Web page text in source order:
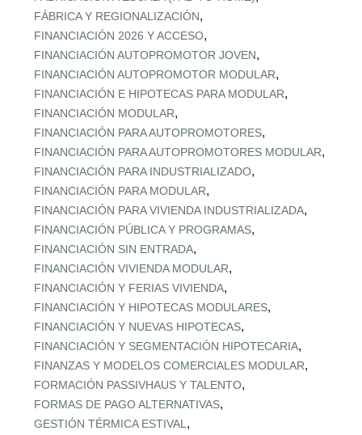
FÁBRICA Y REGIONALIZACIÓN,
FINANCIACIÓN 2026 Y ACCESO,
FINANCIACIÓN AUTOPROMOTOR JOVEN,
FINANCIACIÓN AUTOPROMOTOR MODULAR,
FINANCIACIÓN E HIPOTECAS PARA MODULAR,
FINANCIACIÓN MODULAR,
FINANCIACIÓN PARA AUTOPROMOTORES,
FINANCIACIÓN PARA AUTOPROMOTORES MODULAR,
FINANCIACIÓN PARA INDUSTRIALIZADO,
FINANCIACIÓN PARA MODULAR,
FINANCIACIÓN PARA VIVIENDA INDUSTRIALIZADA,
FINANCIACIÓN PÚBLICA Y PROGRAMAS,
FINANCIACIÓN SIN ENTRADA,
FINANCIACIÓN VIVIENDA MODULAR,
FINANCIACIÓN Y FERIAS VIVIENDA,
FINANCIACIÓN Y HIPOTECAS MODULARES,
FINANCIACIÓN Y NUEVAS HIPOTECAS,
FINANCIACIÓN Y SEGMENTACIÓN HIPOTECARIA,
FINANZAS Y MODELOS COMERCIALES MODULAR,
FORMACIÓN PASSIVHAUS Y TALENTO,
FORMAS DE PAGO ALTERNATIVAS,
GESTIÓN TÉRMICA ESTIVAL ,